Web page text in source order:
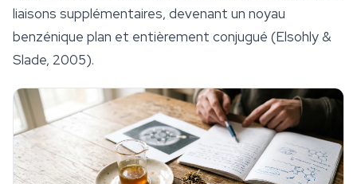
liaisons supplémentaires, devenant un noyau
benzénique plan et entièrement conjugué (Elsohly &
Slade, 2005).